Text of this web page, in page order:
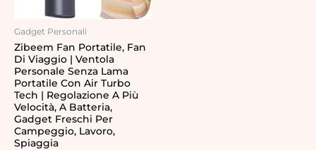
Gadget Personali
Zibeem Fan Portatile, Fan
Di Viaggio | Ventola
Personale Senza Lama
Portatile Con Air Turbo
Tech | Regolazione A Più
Velocità, A Batteria,
Gadget Freschi Per
Campeggio, Lavoro,
Spiaggia